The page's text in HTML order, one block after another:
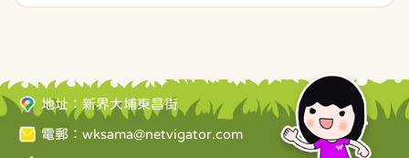
地址：新界大埔東昌街
電郵： wksama@netvigator.com